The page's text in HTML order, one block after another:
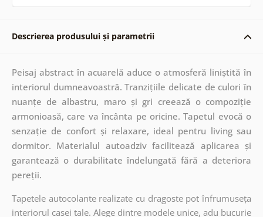
Descrierea produsului și parametrii
Peisaj abstract în acuarelă aduce o atmosferă liniștită în
interiorul dumneavoastră. Tranzițiile delicate de culori în
nuanțe de albastru, maro și gri creează o compoziție
armonioasă, care va încânta pe oricine. Tapetul evocă o
senzație de confort și relaxare, ideal pentru living sau
dormitor. Materialul autoadziv facilitează aplicarea și
garantează o durabilitate îndelungată fără a deteriora
pereții.
Tapetele autocolante realizate cu dragoste pot înfrumuseța
interiorul casei tale. Alege dintre modele unice, adu bucurie